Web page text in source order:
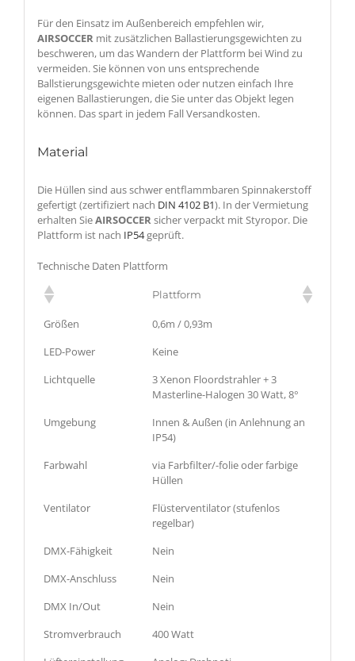
Für den Einsatz im Außenbereich empfehlen wir,
AIRSOCCER mit zusätzlichen Ballastierungsgewichten zu
beschweren, um das Wandern der Plattform bei Wind zu
vermeiden. Sie können von uns entsprechende
Ballstierungsgewichte mieten oder nutzen einfach Ihre
eigenen Ballastierungen, die Sie unter das Objekt legen
können. Das spart in jedem Fall Versandkosten.
Material
Die Hüllen sind aus schwer entflammbaren Spinnakerstoff
gefertigt (zertifiziert nach DIN 4102 B1). In der Vermietung
erhalten SieAIRSOCCERsicher verpackt mit Styropor. Die
Plattform ist nach IP54geprüft.
Technische Daten Plattform
Plattform
Größen
0,6m / 0,93m
LED-Power
Keine
Lichtquelle
3 Xenon Floordstrahler + 3
Masterline-Halogen 30 Watt, 8°
Umgebung
Innen & Außen (in Anlehnung an
IP54)
Farbwahl
via Farbfilter/-folie oder farbige
Hüllen
Ventilator
Flüsterventilator (stufenlos
regelbar)
DMX-Fähigkeit
Nein
DMX-Anschluss
Nein
DMX In/Out
Nein
Stromverbrauch
400 Watt